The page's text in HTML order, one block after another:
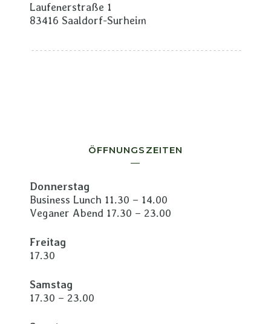
Laufenerstraße 1
83416 Saaldorf-Surheim
ÖFFNUNGSZEITEN
Donnerstag
Business Lunch 11.30 – 14.00
Veganer Abend 17.30 – 23.00
Freitag
17.30
Samstag
17.30 – 23.00